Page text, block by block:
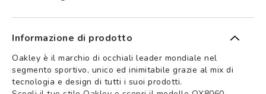
Informazione di prodotto
Oakley è il marchio di occhiali leader mondiale nel
segmento sportivo, unico ed inimitabile grazie al mix di
tecnologia e design di tutti i suoi prodotti.